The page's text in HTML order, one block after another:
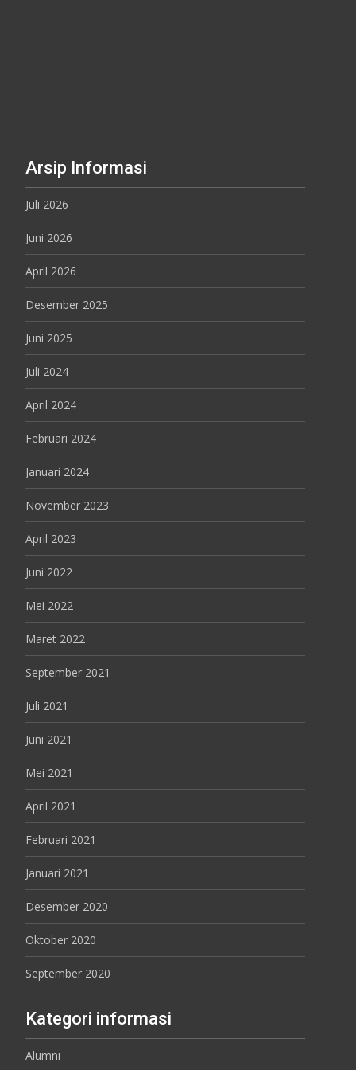
Arsip Informasi
Juli 2026
Juni 2026
April 2026
Desember 2025
Juni 2025
Juli 2024
April 2024
Februari 2024
Januari 2024
November 2023
April 2023
Juni 2022
Mei 2022
Maret 2022
September 2021
Juli 2021
Juni 2021
Mei 2021
April 2021
Februari 2021
Januari 2021
Desember 2020
Oktober 2020
September 2020
Kategori informasi
Alumni